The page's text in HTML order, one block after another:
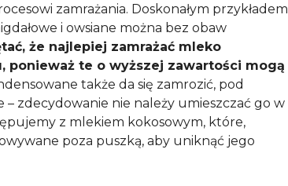
zamrażania. Doskonałym przykładem
i owsiane można bez obaw
że najlepiej zamrażać mleko
ponieważ te o wyższej zawartości mogą
także da się zamrozić, pod
zdecydowanie nie należy umieszczać go w
z mlekiem kokosowym, które,
poza puszką, aby uniknąć jego